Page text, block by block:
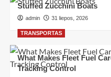
Stuffed Zucchini Boats
admin 31 liepos, 2026
TRANSPORTAS
What Makes Fleet Fuel
Tracking Control